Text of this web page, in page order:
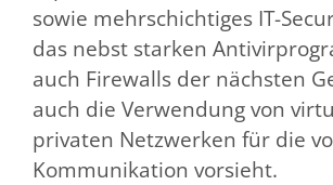
sowie mehrschichtiges IT-
das nebst starken
auch Firewalls der nächsten
auch die Verwendung von
privaten Netzwerken für die
Kommunikation vorsieht.